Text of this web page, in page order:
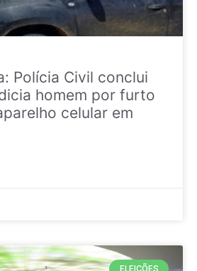
Polícia Civil conclui
homem por furto
celular em
ELEIÇÕES